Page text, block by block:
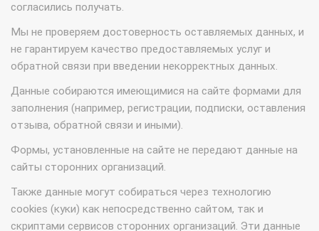
согласились получать.
Мы не проверяем достоверность оставляемых данных, и
не гарантируем качество предоставляемых услуг и
обратной связи при введении некорректных данных.
Данные собираются имеющимися на сайте формами для
заполнения (например, регистрации, подписки, оставления
отзыва, обратной связи и иными).
Формы, установленные на сайте не передают данные на
сайты сторонних организаций.
Также данные могут собираться через технологию
cookies (куки) как непосредственно сайтом, так и
скриптами сервисов сторонних организаций. Эти данные